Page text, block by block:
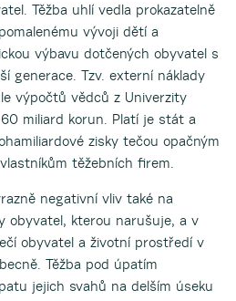
Těžba uhlí vedla prokazatelně
vývoji dětí a
výbavu dotčených obyvatel s
generace. Tzv. externí náklady
výpočtů vědců z Univerzity
miliard korun. Platí je stát a
zisky tečou opačným
těžebních firem.
negativní vliv také na
obyvatel, kterou narušuje, a v
obyvatel a životní prostředí v
Těžba pod úpatím
jejich svahů na delším úseku